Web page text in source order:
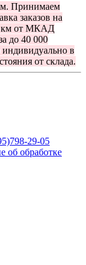
Принимаем
заказов на
км от МКАД
до 40 000
индивидуально в
от склада.
29-05
об обработке